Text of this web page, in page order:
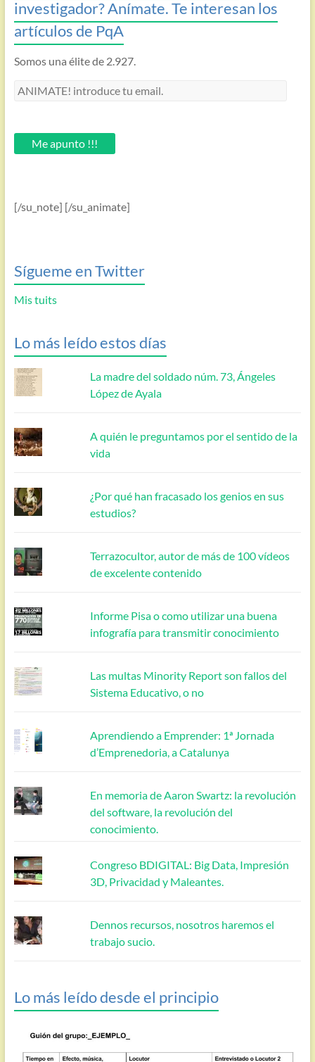
investigador? Anímate. Te interesan los
artículos de PqA
Somos una élite de 2.927.
ANIMATE!
email.Me apunto !!!
[/su_note] [/su_animate]
Sígueme en Twitter
Mis tuits
Lo más leído estos días
La madre del soldado núm. 73, Ángeles
López de Ayala
A quién le preguntamos por el sentido de la
vida
¿Por qué han fracasado los genios en sus
estudios?
Terrazocultor, autor de más de 100 vídeos
de excelente contenido
Informe Pisa o como utilizar una buena
infografía para transmitir conocimiento
Las multas Minority Report son fallos del
Sistema Educativo, o no
Aprendiendo a Emprender: 1ª Jornada
d’Emprenedoria, a Catalunya
En memoria de Aaron Swartz: la revolución
del software, la revolución del
conocimiento.
Congreso BDIGITAL: Big Data, Impresión
3D, Privacidad y Maleantes.
Dennos recursos, nosotros haremos el
trabajo sucio.
Lo más leído desde el principio